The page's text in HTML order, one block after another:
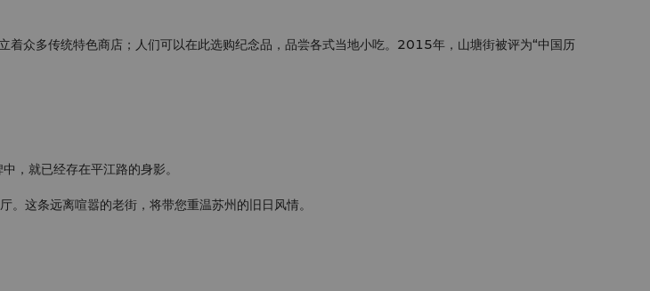
众多传统特色商店；人们可以在此选购纪念品，品尝各式当地小吃。2015年，山塘街被评为“中国历
，就已经存在平江路的身影。
这条远离喧嚣的老街，将带您重温苏州的旧日风情。